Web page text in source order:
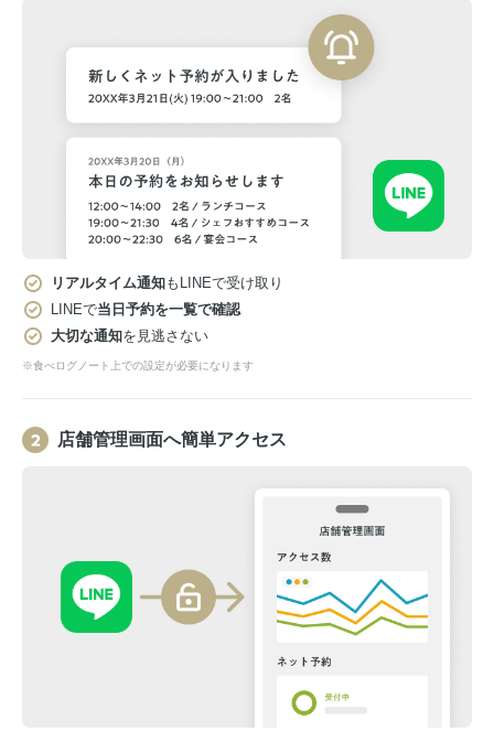
リアルタイム通知もLINEで受け取り
LINEで当日予約を一覧で確認
大切な通知を見逃さない
※食べログノート上での設定が必要になります
店舗管理画面へ簡単アクセス